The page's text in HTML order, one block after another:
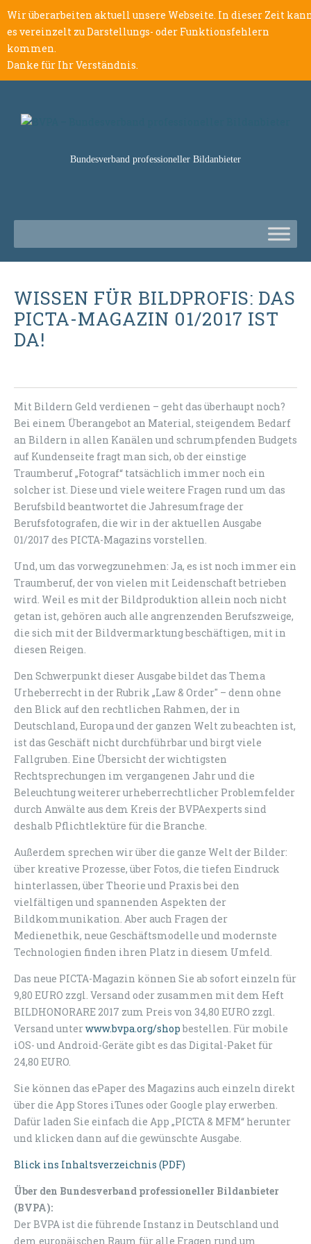
Wir überarbeiten aktuell unsere Webseite. In dieser Zeit
es vereinzelt zu Darstellungs- oder Funktionsfehlern
kommen.
Danke für Ihr Verständnis.
Bundesverband professioneller Bildanbieter
WISSEN FÜR BILDPROFIS: DAS
PICTA-MAGAZIN 01/2017 IST
DA!
Mit Bildern Geld verdienen – geht das überhaupt noch?
Bei einem Überangebot an Material, steigendem Bedarf
an Bildern in allen Kanälen und schrumpfenden Budgets
auf Kundenseite fragt man sich, ob der einstige
Traumberuf „Fotograf“ tatsächlich immer noch ein
solcher ist. Diese und viele weitere Fragen rund um das
Berufsbild beantwortet die Jahresumfrage der
Berufsfotografen, die wir in der aktuellen Ausgabe
01/2017 des PICTA-Magazins vorstellen.
Und, um das vorwegzunehmen: Ja, es ist noch immer ein
Traumberuf, der von vielen mit Leidenschaft betrieben
wird. Weil es mit der Bildproduktion allein noch nicht
getan ist, gehören auch alle angrenzenden Berufszweige,
die sich mit der Bildvermarktung beschäftigen, mit in
diesen Reigen.
Den Schwerpunkt dieser Ausgabe bildet das Thema
Urheberrecht in der Rubrik „Law & Order" – denn ohne
den Blick auf den rechtlichen Rahmen, der in
Deutschland, Europa und der ganzen Welt zu beachten ist,
ist das Geschäft nicht durchführbar und birgt viele
Fallgruben. Eine Übersicht der wichtigsten
Rechtsprechungen im vergangenen Jahr und die
Beleuchtung weiterer urheberrechtlicher Problemfelder
durch Anwälte aus dem Kreis der BVPAexperts sind
deshalb Pflichtlektüre für die Branche.
Außerdem sprechen wir über die ganze Welt der Bilder:
über kreative Prozesse, über Fotos, die tiefen Eindruck
hinterlassen, über Theorie und Praxis bei den
vielfältigen und spannenden Aspekten der
Bildkommunikation. Aber auch Fragen der
Medienethik, neue Geschäftsmodelle und modernste
Technologien finden ihren Platz in diesem Umfeld.
Das neue PICTA-Magazin können Sie ab sofort einzeln für
9,80 EURO zzgl. Versand oder zusammen mit dem Heft
BILDHONORARE 2017 zum Preis von 34,80 EURO zzgl.
Versand unterwww.bvpa.org/shopbestellen. Für mobile
iOS- und Android-Geräte gibt es das Digital-Paket für
24,80 EURO.
Sie können das ePaper des Magazins auch einzeln direkt
über die App Stores iTunes oder Google play erwerben.
Dafür laden Sie einfach die App „PICTA & MFM“ herunter
und klicken dann auf die gewünschte Ausgabe.
Blick ins Inhaltsverzeichnis (PDF)
Über den Bundesverband professioneller Bildanbieter
(BVPA):
Der BVPA ist die führende Instanz in Deutschland und
dem europäischen Raum für alle Fragen rund um